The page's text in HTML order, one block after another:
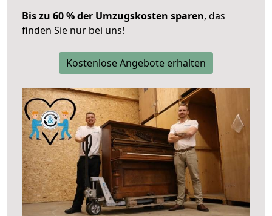
Bis zu 60 % der Umzugskosten sparen, das
finden Sie nur bei uns!
Kostenlose Angebote erhalten